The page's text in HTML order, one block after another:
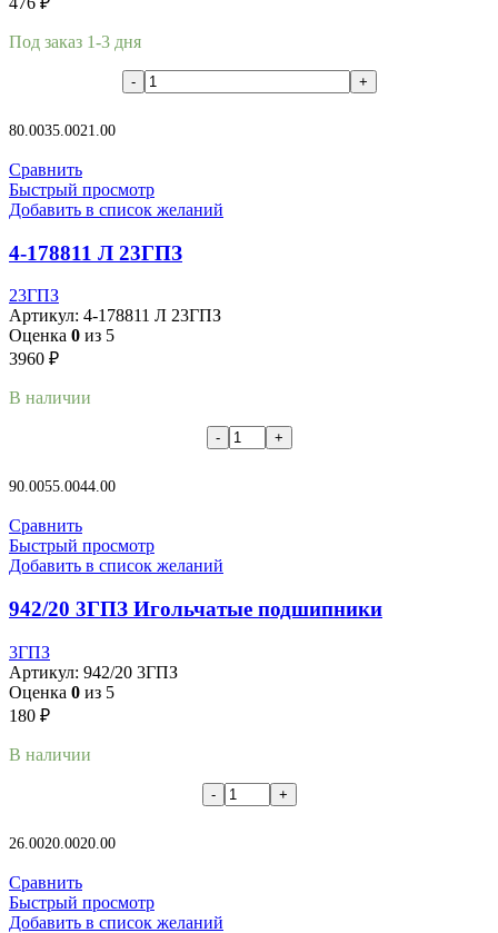
Под заказ 1-3 дня
80.0035.0021.00
Сравнить
Быстрый просмотр
Добавить в список желаний
4-178811 Л 23ГПЗ
23ГПЗ
Артикул: 4-178811 Л 23ГПЗ
Оценка 0 из 5
3960 ₽
В наличии
90.0055.0044.00
Сравнить
Быстрый просмотр
Добавить в список желаний
942/20 3ГПЗ Игольчатые подшипники
3ГПЗ
Артикул: 942/20 3ГПЗ
Оценка 0 из 5
180 ₽
В наличии
26.0020.0020.00
Сравнить
Быстрый просмотр
Добавить в список желаний